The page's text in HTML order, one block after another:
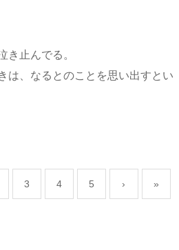
止んでる。
は、なるとのことを思い出すとい
3 4 5 › »